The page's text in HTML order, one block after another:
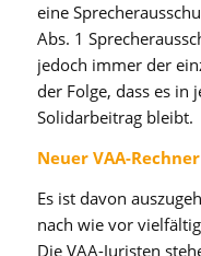
eine
Abs. 1
jedoch immer der
der Folge, dass es in
Solidarbeitrag bleibt.
Neuer VAA-
Es ist davon
nach wie vor
Die VAA-Juristen